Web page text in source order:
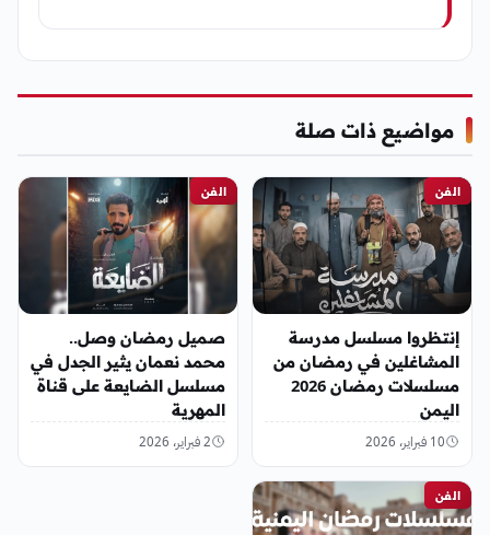
مواضيع ذات صلة
الفن
إنتظروا مسلسل مدرسة
المشاغلين في رمضان من
مسلسلات رمضان 2026
اليمن
10 فبراير، 2026
الفن
صميل رمضان وصل..
محمد نعمان يثير الجدل في
مسلسل الضايعة على قناة
المهرية
2 فبراير، 2026
الفن